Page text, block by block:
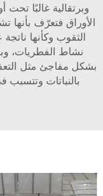
وبرتقالية غالبًا تحت
الأوراق فتعرّف بأنها
الثقوب وكأنها
نشاط الفطريات،
بشكل مفاجئ مثل
بالنباتات